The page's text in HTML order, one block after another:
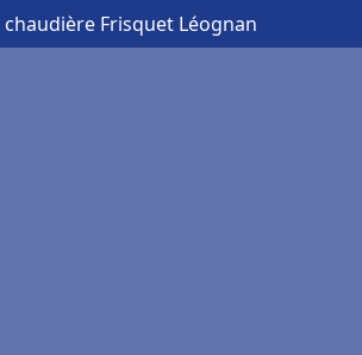
Frisquet Léognan